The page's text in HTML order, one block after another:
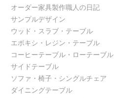
オーダー家具製作職人の日記
サンプルデザイン
ウッド・スラブ・テーブル
エポキシ・レジン・テーブル
コーヒーテーブル・ローテーブル
サイドテーブル
ソファ・椅子・シングルチェア
ダイニングテーブル